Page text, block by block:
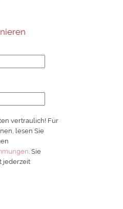
vertraulich! Für
lesen Sie
. Sie
jederzeit